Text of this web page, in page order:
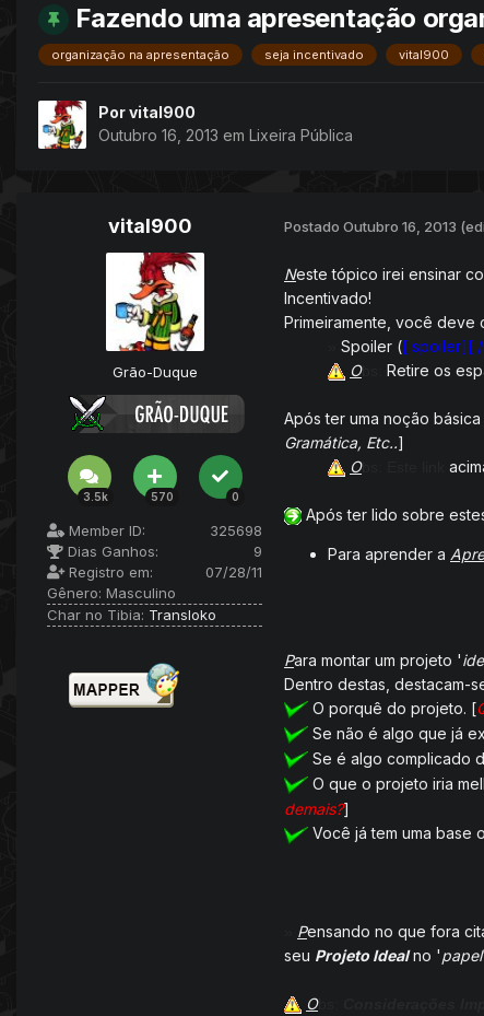
Fazendo uma apresentação
organização na apresentação seja incentivado vital900
Porvital900
Outubro 16, 2013 em Lixeira Pública
vital900
Grão-Duque
3.5k 570 0
Member ID:
325698
Dias Ganhos:
9
Registro em:
07/28/11
Gênero: Masculino
Char no Tibia: Transloko
Postado Outubro 16, 2013
Neste tópico irei ensinar
Incentivado!
Primeiramente , você deve
Spoiler ([ spoiler][
Obs: Retire os
Após ter uma noção
Gramática, Etc..]
Obs:
Após ter lido sobre
Para aprender a
Para montar um projeto '
Dentro destas, destacam-
O porquê do projeto. [
Se não é algo que já
Se é algo complicado
O que o projeto iria
demais?]
Você já tem uma base
Pensando no que fora
seu Projeto Idealno 'papel
Obs: